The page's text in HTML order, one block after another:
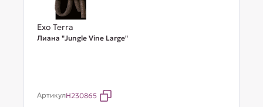
Exo Terra
Лиана "Jungle Vine Large"
АртикулH230865